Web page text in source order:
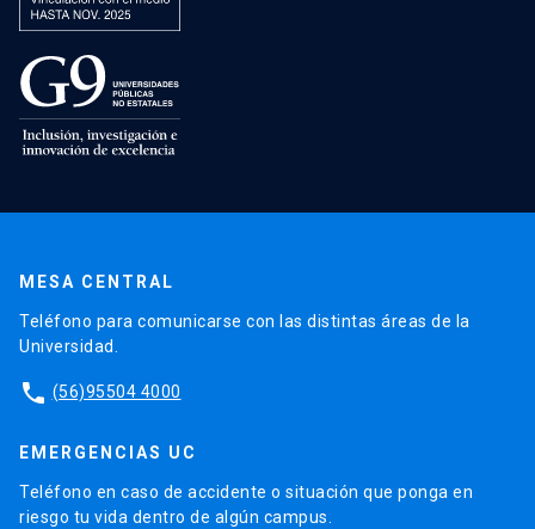
MESA CENTRAL
Teléfono para comunicarse con las distintas áreas de la
Universidad.
phone (56)95504 4000
EMERGENCIAS UC
Teléfono en caso de accidente o situación que ponga en
riesgo tu vida dentro de algún campus.